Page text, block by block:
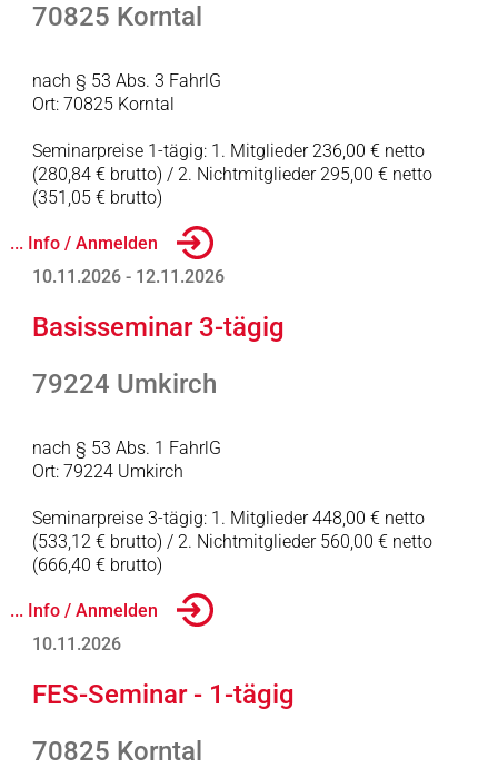
70825 Korntal
nach § 53 Abs. 3 FahrlG
Ort: 70825 Korntal
Seminarpreise 1-tägig: 1. Mitglieder 236,00 € netto
(280,84 € brutto) / 2. Nichtmitglieder 295,00 € netto
(351,05 € brutto)
... Info / Anmelden
10.11.2026 - 12.11.2026
Basisseminar 3-tägig
79224 Umkirch
nach § 53 Abs. 1 FahrlG
Ort: 79224 Umkirch
Seminarpreise 3-tägig: 1. Mitglieder 448,00 € netto
(533,12 € brutto) / 2. Nichtmitglieder 560,00 € netto
(666,40 € brutto)
... Info / Anmelden
10.11.2026
FES-Seminar - 1-tägig
70825 Korntal